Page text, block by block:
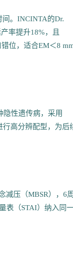
。INCINTA的Dr.
率提升18%，且
位，适合EM＜8
隐性遗传病，采用
行高分辨配型，为后
减压（MBSR），6
表（STAI）纳入同